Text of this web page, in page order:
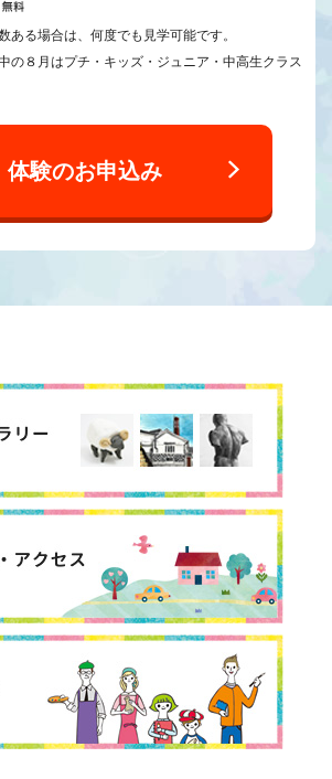
る場合は、何度でも見学可能です。
の８月はプチ・キッズ・ジュニア・中高生クラス
体験のお申込み